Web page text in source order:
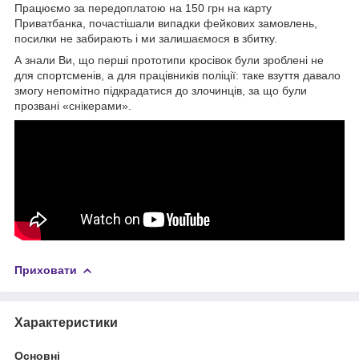
Працюємо за передоплатою на 150 грн на карту
Приватбанка, почастішали випадки фейкових замовлень,
посилки не забирають і ми залишаємося в збитку.
А знали Ви, що перші прототипи кросівок були зроблені не
для спортсменів, а для працівників поліції: таке взуття давало
змогу непомітно підкрадатися до злочинців, за що були
прозвані «снікерами».
Приховати
Характеристики
Основні